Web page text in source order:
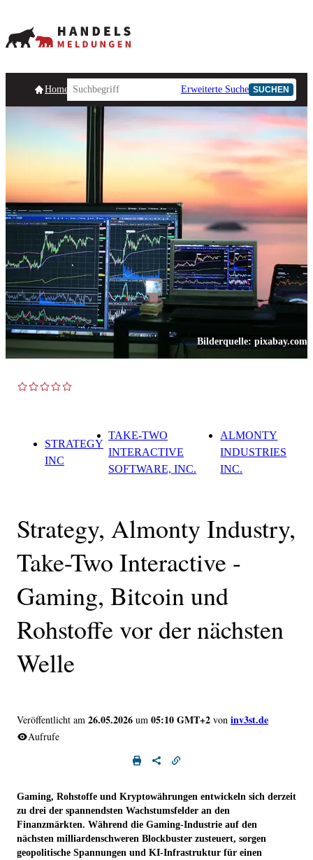
HomepageHandelsmeldungen Ad-Hoc-Meldungen
Erweiterte Suche SUCHEN
Bilderquelle: pixabay.com
STRATEGY
INC
TAKE-TWO
INTERACTIVE
SOFTWARE, INC.
ALMONTY
INDUSTRIES
INC.
Strategy, Almonty Industry,
Take-Two Interactive -
Gaming, Bitcoin und
Rohstoffe vor der nächsten
Welle
Veröffentlicht am 26.05.2026 um 05:10 GMT+2 von inv3st.de
Aufrufe
Gaming, Rohstoffe und Kryptowährungen entwickeln sich derzeit
zu drei der spannendsten Wachstumsfelder an den
Finanzmärkten. Während die Gaming-Industrie auf den
nächsten milliardenschweren Blockbuster zusteuert, sorgen
geopolitische Spannungen und KI-Infrastruktur für einen